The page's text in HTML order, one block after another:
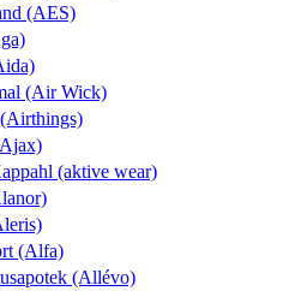
(AES)
(Air Wick)
(aktive wear)
(Alfa)
(Allévo)